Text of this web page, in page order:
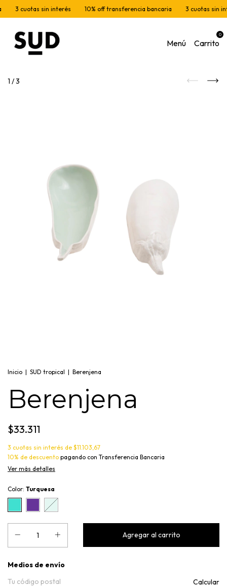
3 cuotas sin interés 10% off transferencia bancaria 3 cuotas sin
Menú Carrito
0
1 /3
Inicio | SUD tropical | Berenjena
Berenjena
$33.311
3 cuotas sin interés de $11.103,67
10% de descuento pagando con Transferencia Bancaria
Ver más detalles
Color: Turquesa
Entregas para el CP:
Medios de envío
Calcular